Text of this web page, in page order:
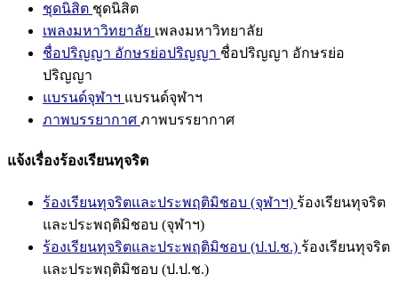
ชุดนิสิต ชุดนิสิต
เพลงมหาวิทยาลัย เพลงมหาวิทยาลัย
ชื่อปริญญา อักษรย่อปริญญา ชื่อปริญญา อักษรย่อ
ปริญญา
แบรนด์จุฬาฯ แบรนด์จุฬาฯ
ภาพบรรยากาศ ภาพบรรยากาศ
แจ้งเรื่องร้องเรียนทุจริต
ร้องเรียนทุจริตและประพฤติมิชอบ (จุฬาฯ) ร้องเรียนทุจริต
และประพฤติมิชอบ (จุฬาฯ)
ร้องเรียนทุจริตและประพฤติมิชอบ (ป.ป.ช.) ร้องเรียนทุจริต
และประพฤติมิชอบ (ป.ป.ช.)